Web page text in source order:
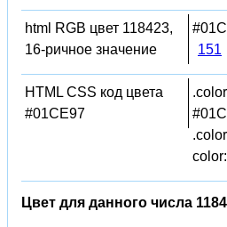
html RGB цвет 118423,
16-ричное значение
151
HTML CSS код цвета
#01CE97
Цвет для данного числа